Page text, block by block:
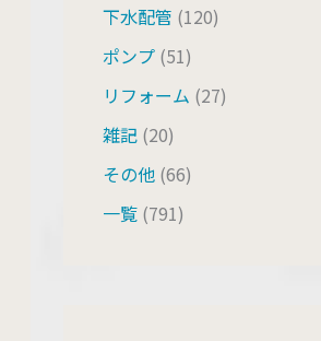
下水配管 (120)
ポンプ (51)
リフォーム (27)
雑記 (20)
その他 (66)
一覧 (791)